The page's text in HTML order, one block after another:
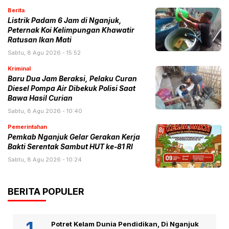
Berita
Listrik Padam 6 Jam di Nganjuk,
Peternak Koi Kelimpungan Khawatir
Ratusan Ikan Mati
Sabtu, 8 Agu 2026 - 15:52
Kriminal
Baru Dua Jam Beraksi, Pelaku Curan
Diesel Pompa Air Dibekuk Polisi Saat
Bawa Hasil Curian
Sabtu, 8 Agu 2026 - 10:40
Pemerintahan
Pemkab Nganjuk Gelar Gerakan Kerja
Bakti Serentak Sambut HUT ke-81 RI
Sabtu, 8 Agu 2026 - 10:24
BERITA POPULER
Potret Kelam Dunia Pendidikan, Di Nganjuk